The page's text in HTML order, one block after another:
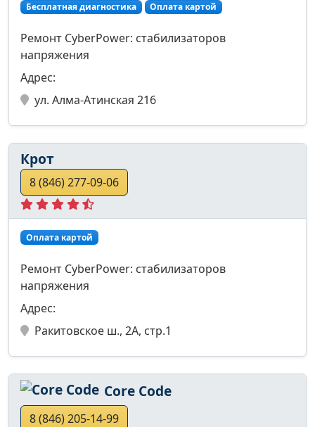
Бесплатная диагностика Оплата картой
Ремонт CyberPower: стабилизаторов
напряжения
Адрес:
ул. Алма-Атинская 216
Крот
8 (846) 277-09-06
Оплата картой
Ремонт CyberPower: стабилизаторов
напряжения
Адрес:
Ракитовское ш., 2А, стр.1
Core Code
8 (846) 205-14-99